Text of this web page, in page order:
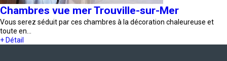
Chambres vue mer Trouville-sur-Mer
Vous serez séduit par ces chambres à la décoration chaleureuse et
toute en…
+ Détail